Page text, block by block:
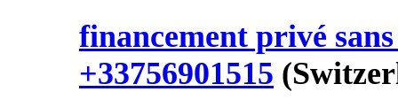
financement privé
+33756901515